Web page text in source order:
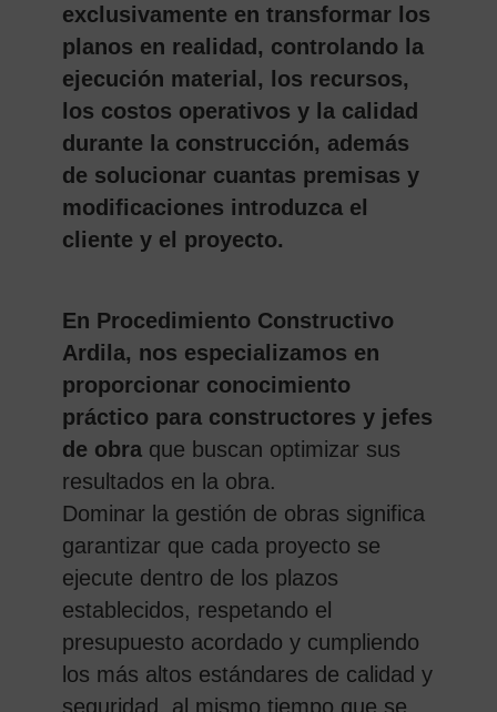
exclusivamente en transformar los
planos en realidad, controlando la
ejecución material, los recursos,
los costos operativos y la calidad
durante la construcción, además
de solucionar cuantas premisas y
modificaciones introduzca el
cliente y el proyecto.
En Procedimiento Constructivo
Ardila, nos especializamos en
proporcionar conocimiento
práctico para constructores y jefes
de obraque buscan optimizar sus
resultados en la obra.
Dominar la gestión de obras significa
garantizar que cada proyecto se
ejecute dentro de los plazos
establecidos, respetando el
presupuesto acordado y cumpliendo
los más altos estándares de calidad y
seguridad, al mismo tiempo que se